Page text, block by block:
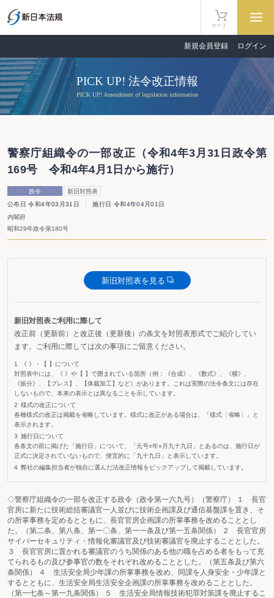
カート
新規会員登録 ログイン
PICK UP! 法令改正情報
PICK UP! Amendment of legislation information
警察庁組織令の一部改正（令和4年3月31日政令第
169号 令和4年4月1日から施行）
政令
新旧対照表
公布日 令和4年03月31日
施行日 令和4年04月01日
内閣府
昭和29年政令第180号
新旧対照表を見る
新旧対照表ご利用に際して
改正前（更新前）と改正後（更新後）の条文を対照表形式でご紹介してい
ます。ご利用に際しては次の事項にご留意ください。
《 》・【 】について
対照表中には、《 》や【 】で囲まれている箇所（例：《合成》、《数式》、《横》、
《振分》、【ブレス】、【体裁加工】など）があります。これは実際の法令条文には存在
しないもので、本来の表示とは異なることを示しています。
様式の改正について
各種様式の改正は掲載を省略しています。様式に改正がある場合は、「様式〔省略〕」と
表示されます。
施行日について
各条文の前に掲げた「施行日」について、「元号○年○月九十九日」とあるのは、施行日が
正式に決定されていないもので、便宜的に「九十九日」と表示しています。
弊社の編集担当者が独自に選んだ法改正情報をピックアップして掲載しています。
◇警察庁組織令の一部を改正する政令（政令第一六九号）（警察庁） １ 長官
官房に新たに技術総括審議官一人並びに技術企画課及び通信基盤課を置き、そ
の所掌事務を定めるとともに、長官官房企画課の所掌事務を改めることとし
た。（第二条、第八条、第一〇条、第一一条及び第一五条関係） ２ 長官官房
サイバーセキュリティ・情報化審議官及び技術審議官を廃止することとした。
３ 長官官房に置かれる審議官のうち関係のある他の職を占める者をもって充
てられるもの及び参事官の数をそれぞれ改めることとした。（第五条及び第六
条関係） ４ 生活安全局少年課の所掌事務を改め、同課を人身安全・少年課と
するとともに、生活安全局生活安全企画課の所掌事務を改めることとした。
（第一七条～第一九条関係） ５ 生活安全局情報技術犯罪対策課を廃止するこ